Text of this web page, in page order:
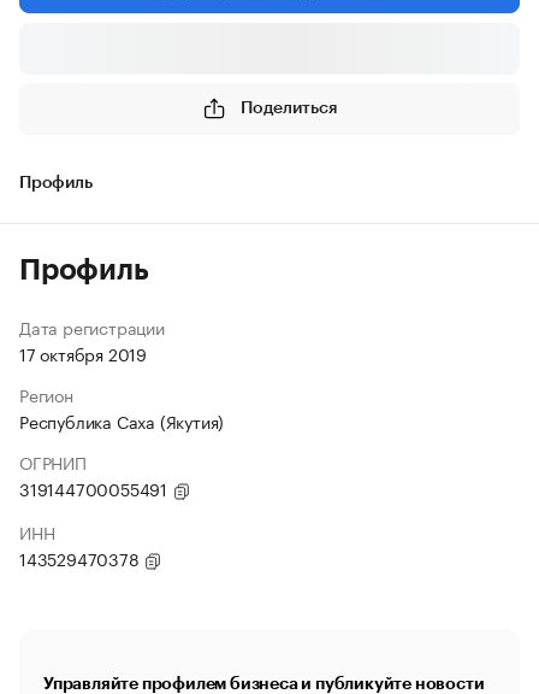
Поделиться
Профиль
Профиль
Дата регистрации
17 октября 2019
Регион
Республика Саха (Якутия)
ОГРНИП
319144700055491
ИНН
143529470378
Управляйте профилем бизнеса и публикуйте новости